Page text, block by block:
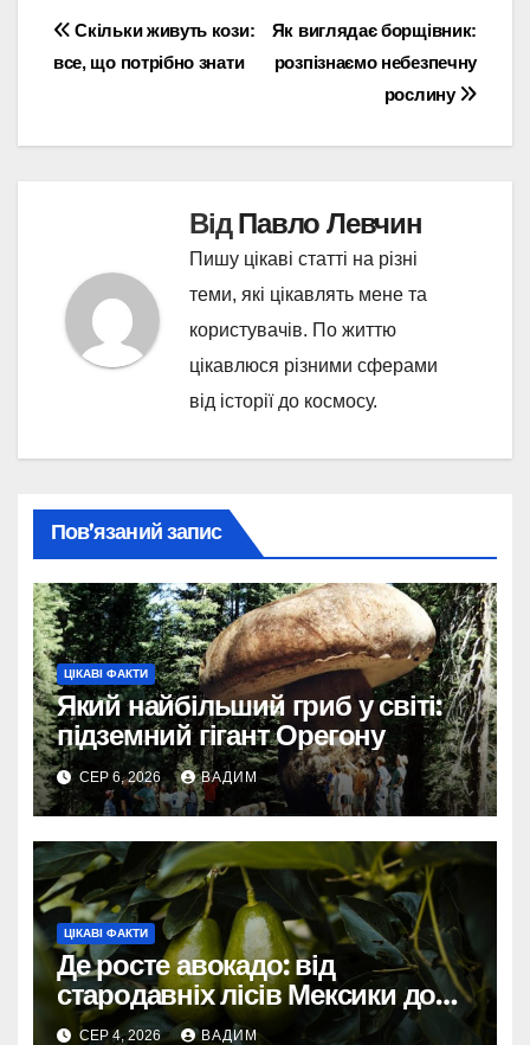
Навігація
записів
Як виглядає борщівник:
розпізнаємо небезпечну
рослину
Скільки живуть кози:
все, що потрібно знати
ВідПавло Левчин
Пишу цікаві статті на різні
теми, які цікавлять мене та
користувачів. По життю
цікавлюся різними сферами
від історії до космосу.
Пов’язаний запис
ЦІКАВІ ФАКТИ
Який найбільший гриб у світі:
підземний гігант Орегону
СЕР 6, 2026 ВАДИМ
ЦІКАВІ ФАКТИ
Де росте авокадо: від
стародавніх лісів Мексики до
сучасних плантацій світу
СЕР 4, 2026 ВАДИМ